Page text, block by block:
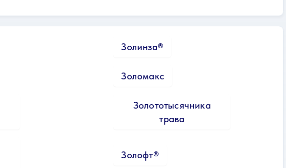
Золинза®
Золомакс
Золототысячника
трава
Золофт®